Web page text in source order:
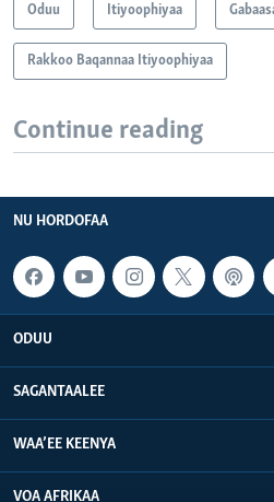
Oduu Itiyoophiyaa
Rakkoo Baqannaa Itiyoophiyaa
Continue reading
NU HORDOFAA
ODUU
SAGANTAALEE
WAA’EE KEENYA
VOA AFRIKAA